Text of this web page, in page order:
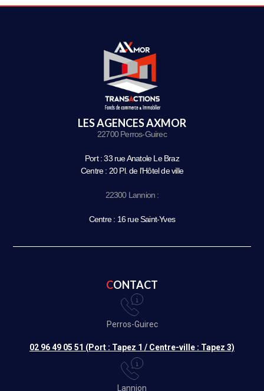
LES AGENCES AXMOR
22700 Perros-Guirec
Port : 33 rue Anatole Le Braz
Centre : 20 Pl. de l’Hôtel de ville
22300 Lannion :
Centre : 16 rue Saint-Yves
CONTACT
Perros-Guirec
02 96 49 05 51 (Port : Tapez 1 / Centre-ville : Tapez 3)
Lannion